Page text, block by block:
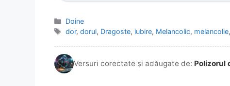
Categorii
Doine
Etichete
dor,dorul, Dragoste, iubire, Melancolic, melancolie,
Versuri corectate și adăugate de: Polizorul